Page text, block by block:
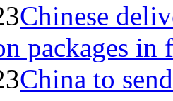
Chinese
packages in
China to